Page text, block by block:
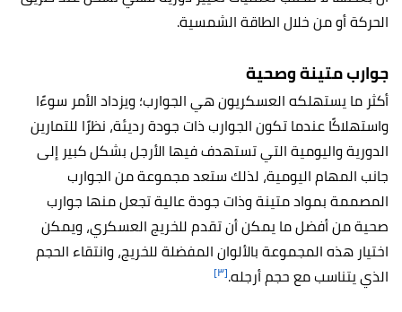
الحركة أو من خلال الطاقة الشمسية.
جوارب متينة وصحية
أكثر ما يستهلكه العسكريون هي الجوارب؛ ويزداد الأمر سوءًا
واستهلاكًا عندما تكون الجوارب ذات جودة رديئة، نظرًا للتمارين
الدورية واليومية التي تستهدف فيها الأرجل بشكل كبير إلى
جانب المهام اليومية، لذلك ستعد مجموعة من الجوارب
المصممة بمواد متينة وذات جودة عالية تجعل منها جوارب
صحية من أفضل ما يمكن أن تقدم للخريج العسكري، ويمكن
اختيار هذه المجموعة بالألوان المفضلة للخريج، وانتقاء الحجم
الذي يتناسب مع حجم أرجله.[٣]